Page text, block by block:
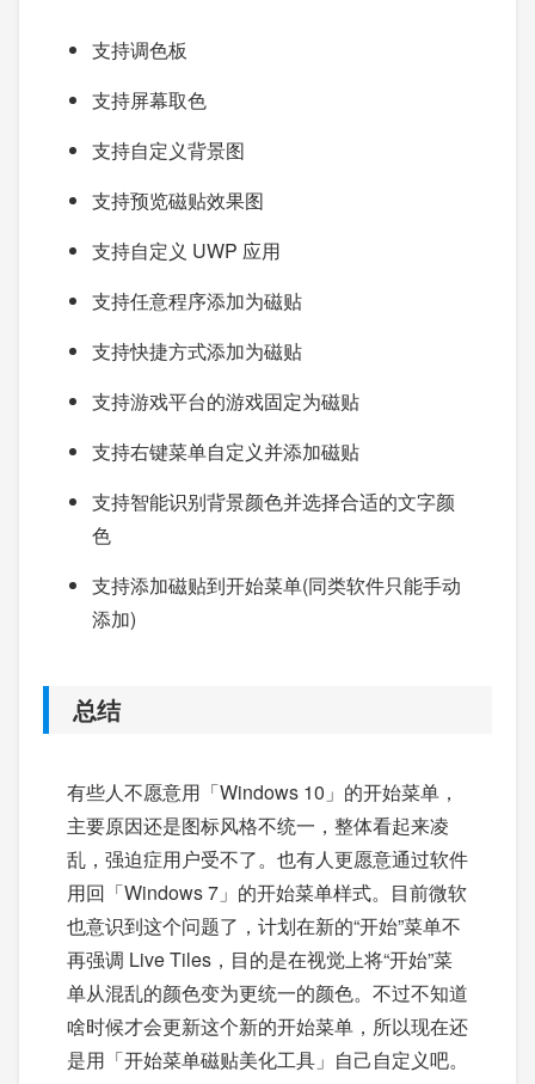
支持调色板
支持屏幕取色
支持自定义背景图
支持预览磁贴效果图
支持自定义 UWP 应用
支持任意程序添加为磁贴
支持快捷方式添加为磁贴
支持游戏平台的游戏固定为磁贴
支持右键菜单自定义并添加磁贴
支持智能识别背景颜色并选择合适的文字颜
色
支持添加磁贴到开始菜单(同类软件只能手动
添加)
总结
有些人不愿意用「Windows 10」的开始菜单，
主要原因还是图标风格不统一，整体看起来凌
乱，强迫症用户受不了。也有人更愿意通过软件
用回「Windows 7」的开始菜单样式。目前微软
也意识到这个问题了，计划在新的“开始”菜单不
再强调 Live Tiles，目的是在视觉上将“开始”菜
单从混乱的颜色变为更统一的颜色。不过不知道
啥时候才会更新这个新的开始菜单，所以现在还
是用「开始菜单磁贴美化工具」自己自定义吧。